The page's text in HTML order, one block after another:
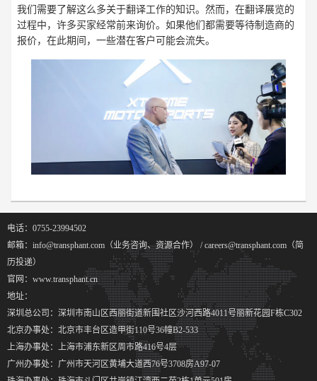
我们需要了解这么多关于翻译工作的知识。然而，在翻译展览的
过程中，许多买家经常前来询价。如果他们都需要等待制造商的
报价，在此期间，一些潜在客户可能会流失。
电话：0755-23994502
邮箱：info@transphant.com（业务咨询、资源合作） / careers@transphant.com（简
历投递）
官网：www.transphant.cn
地址：
深圳总公司：深圳市南山区西丽街道新围社区沙河西路4011号丽新花园F栋C302
北京办事处：北京市丰台区造甲街110号36幢B2-533
上海办事处：上海市浦东新区周市路416号4层
广州办事处：广州市天河区黄埔大道西76号3708房A97-07